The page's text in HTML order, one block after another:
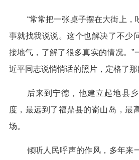
“常常把一张桌子摆在大街上，
事就找我说说。这个也解决了不少
接地气，了解了很多真实的情况。”
近平同志说悄悄话的照片，定格了那
后来到宁德，他建立起地县
度，最远到了福鼎县的嵛山岛，最
场。
倾听人民呼声的作风，多年来